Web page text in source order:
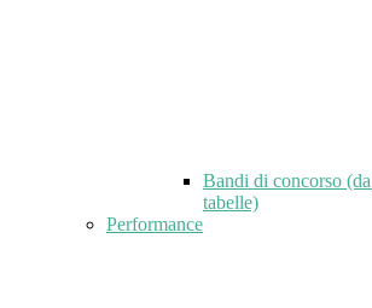
Bandi di concorso
tabelle)
Performance